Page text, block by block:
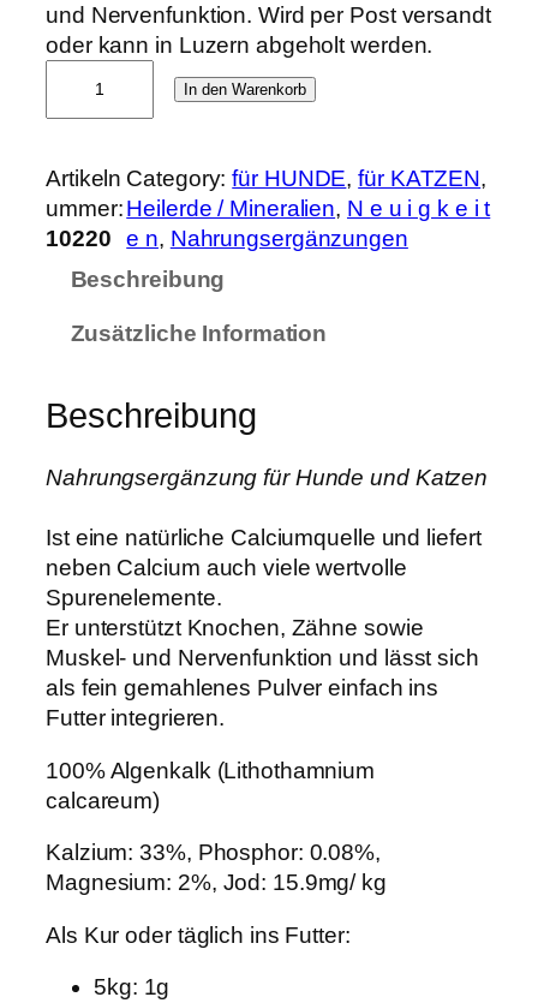
und Nervenfunktion. Wird per Post versandt
oder kann in Luzern abgeholt werden.
n
k
a
0
g
A
t
N
r
.
0
2
0
e
n
e
In den Warenkorb
Artikeln
ummer:
10220
Category:für HUNDE, für KATZEN
Heilerde / Mineralien, N e u i g k e i t
e n, Nahrungsergänzungen
Beschreibung
Zusätzliche Information
Beschreibung
Nahrungsergänzung für Hunde und Katzen
Ist eine natürliche Calciumquelle und liefert
neben Calcium auch viele wertvolle
Spurenelemente.
Er unterstützt Knochen, Zähne sowie
Muskel- und Nervenfunktion und lässt sich
als fein gemahlenes Pulver einfach ins
Futter integrieren.
100% Algenkalk (Lithothamnium
calcareum)
Kalzium: 33%, Phosphor: 0.08%,
Magnesium: 2%, Jod: 15.9mg/ kg
Als Kur oder täglich ins Futter:
5kg: 1g